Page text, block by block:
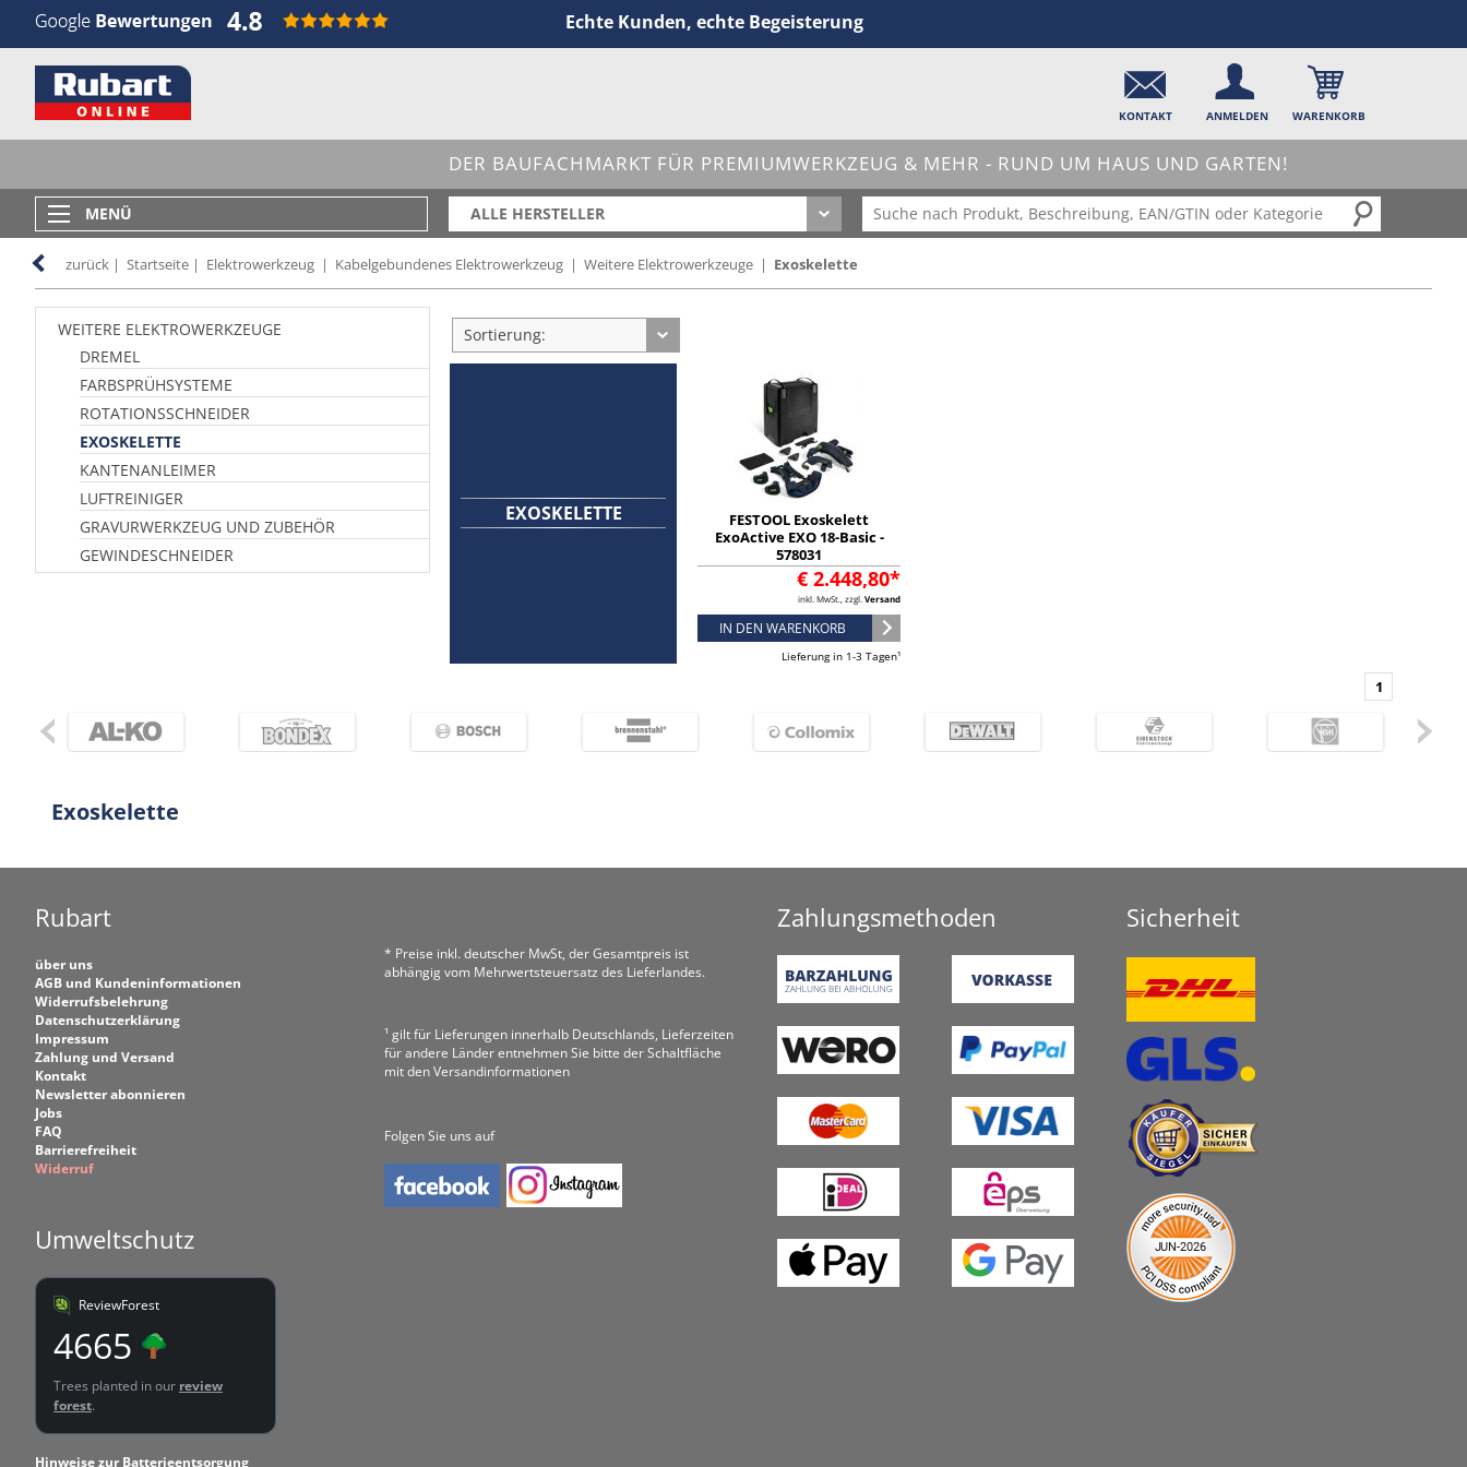
Echte Kunden, echte Begeisterung
KONTAKT ANMELDEN WARENKORB
DER BAUFACHMARKT FÜR PREMIUMWERKZEUG & MEHR - RUND UM HAUS UND GARTEN!
MENÜ ALLE HERSTELLER
zurück | Startseite | Elektrowerkzeug | Kabelgebundenes Elektrowerkzeug | Weitere Elektrowerkzeuge | Exoskelette
WEITERE ELEKTROWERKZEUGE
DREMEL
FARBSPRÜHSYSTEME
ROTATIONSSCHNEIDER
EXOSKELETTE
KANTENANLEIMER
LUFTREINIGER
GRAVURWERKZEUG UND ZUBEHÖR
GEWINDESCHNEIDER
Sortierung:
EXOSKELETTE
FESTOOL Exoskelett
ExoActive EXO 18-Basic -
578031
€ 2.448,80*
inkl. MwSt., zzgl. Versand
IN DEN WARENKORB
Lieferung in 1-3 Tagen¹
1
Exoskelette
Rubart
über uns
AGB und Kundeninformationen
Widerrufsbelehrung
Datenschutzerklärung
Impressum
Zahlung und Versand
Kontakt
Newsletter abonnieren
Jobs
FAQ
Barrierefreiheit
Widerruf
Umweltschutz
ReviewForest
4665
Trees planted in our review
forest.
Hinweise zur Batterieentsorgung
* Preise inkl. deutscher MwSt, der Gesamtpreis ist
abhängig vom Mehrwertsteuersatz des Lieferlandes.
¹ gilt für Lieferungen innerhalb Deutschlands, Lieferzeiten
für andere Länder entnehmen Sie bitte der Schaltfläche
mit den Versandinformationen
Folgen Sie uns auf
Zahlungsmethoden Sicherheit